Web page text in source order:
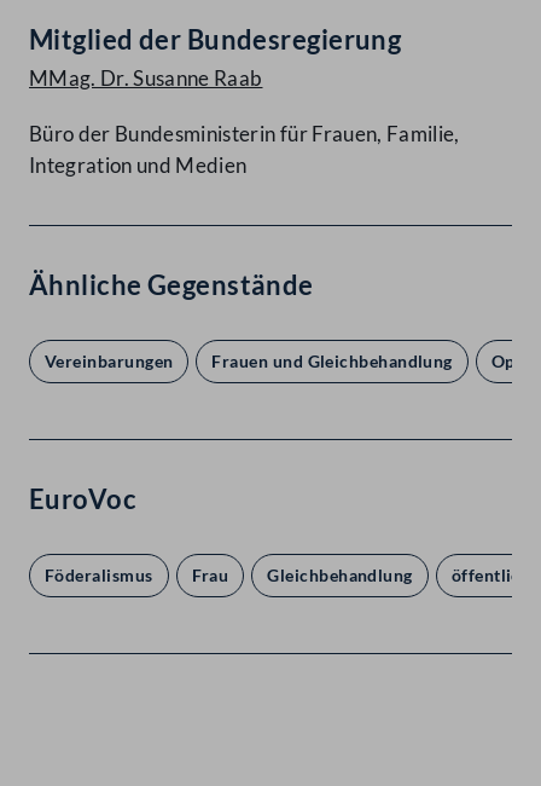
Mitglied der Bundesregierung
MMag. Dr. Susanne Raab
Büro der Bundesministerin für Frauen, Familie,
Integration und Medien
Ähnliche Gegenstände
Vereinbarungen Frauen und Gleichbehandlung
EuroVoc
Föderalismus Frau Gleichbehandlung